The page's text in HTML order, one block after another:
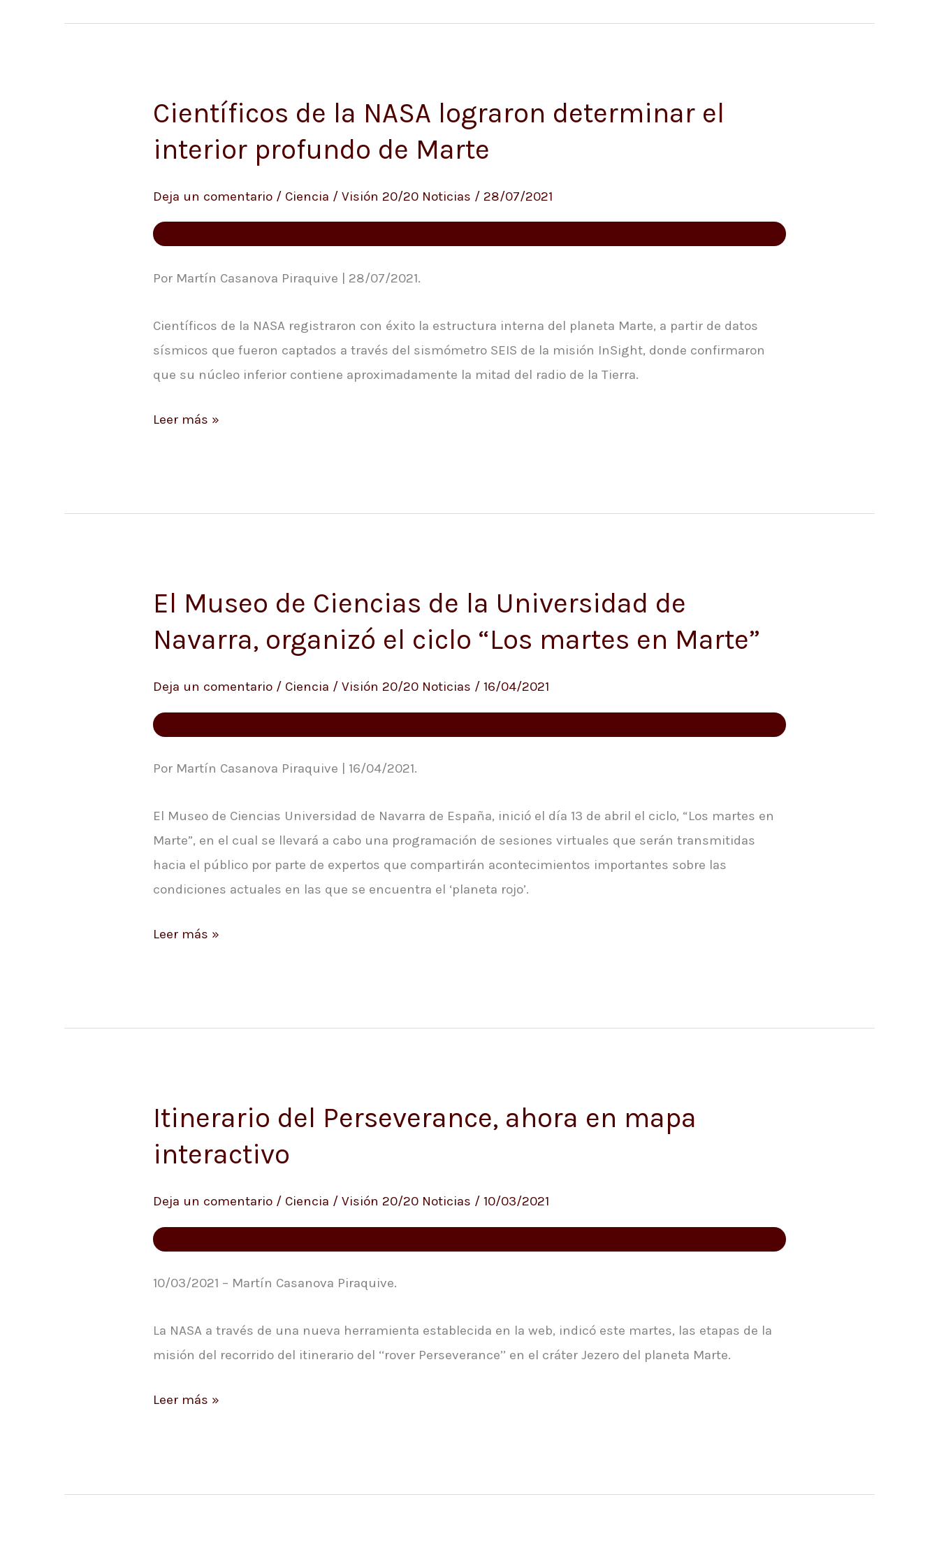
Científicos de la NASA lograron determinar el
interior profundo de Marte
Deja un comentario / Ciencia / Visión 20/20 Noticias / 28/07/2021
Por Martín Casanova Piraquive | 28/07/2021.
Científicos de la NASA registraron con éxito la estructura interna del planeta Marte, a partir de datos
sísmicos que fueron captados a través del sismómetro SEIS de la misión InSight, donde confirmaron
que su núcleo inferior contiene aproximadamente la mitad del radio de la Tierra.
Científicos
la
lograron
determinar
interior
de
Marte
Leer más »
El Museo de Ciencias de la Universidad de
Navarra, organizó el ciclo “Los martes en Marte”
Deja un comentario / Ciencia / Visión 20/20 Noticias / 16/04/2021
Por Martín Casanova Piraquive | 16/04/2021.
El Museo de Ciencias Universidad de Navarra de España, inició el día 13 de abril el ciclo, “Los martes en
Marte”, en el cual se llevará a cabo una programación de sesiones virtuales que serán transmitidas
hacia el público por parte de expertos que compartirán acontecimientos importantes sobre las
condiciones actuales en las que se encuentra el ‘planeta rojo’.
El
de
de
la
de
organizó
el
ciclo
“Los
en
Leer más »
Itinerario del Perseverance, ahora en mapa
interactivo
Deja un comentario / Ciencia / Visión 20/20 Noticias / 10/03/2021
10/03/2021 – Martín Casanova Piraquive.
La NASA a través de una nueva herramienta establecida en la web, indicó este martes, las etapas de la
misión del recorrido del itinerario del ‘‘rover Perseverance’’ en el cráter Jezero del planeta Marte.
Itinerario
Perseverance,
en
mapa
Leer más »